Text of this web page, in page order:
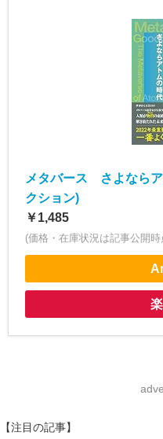
メタバース さよなら
クション)
￥1,485
(価格・在庫状況は記事公開
【注目の記事】